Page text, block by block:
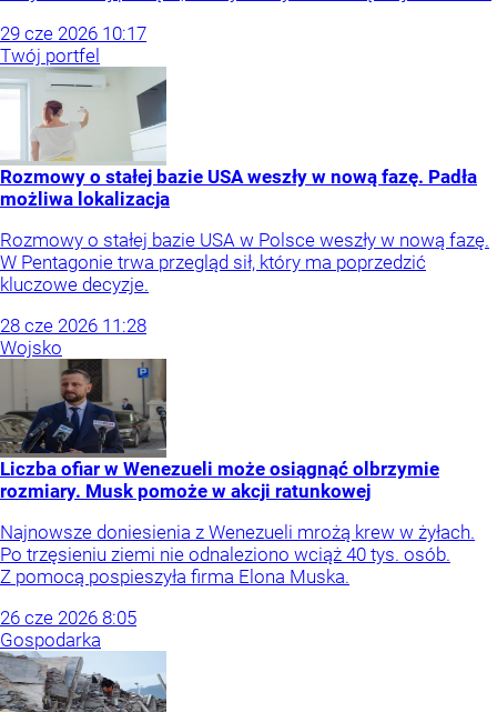
29 cze 2026 10:17
Twój portfel
Rozmowy o stałej bazie USA weszły w nową fazę. Padła
możliwa lokalizacja
Rozmowy o stałej bazie USA w Polsce weszły w nową fazę.
W Pentagonie trwa przegląd sił, który ma poprzedzić
kluczowe decyzje.
28 cze 2026 11:28
Wojsko
Liczba ofiar w Wenezueli może osiągnąć olbrzymie
rozmiary. Musk pomoże w akcji ratunkowej
Najnowsze doniesienia z Wenezueli mrożą krew w żyłach.
Po trzęsieniu ziemi nie odnaleziono wciąż 40 tys. osób.
Z pomocą pospieszyła firma Elona Muska.
26 cze 2026 8:05
Gospodarka